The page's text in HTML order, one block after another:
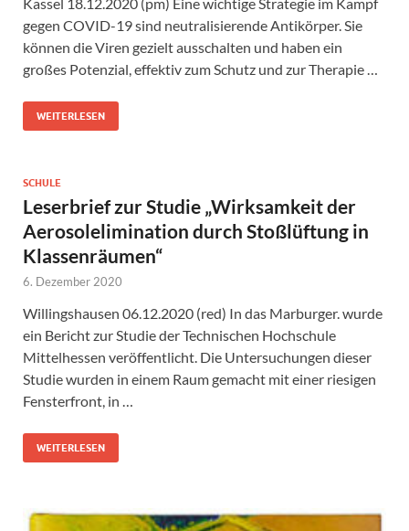
gegen COVID-19 sind neutralisierende Antikörper. Sie
können die Viren gezielt ausschalten und haben ein
großes Potenzial, effektiv zum Schutz und zur Therapie …
WEITERLESEN
SCHULE
Leserbrief zur Studie „Wirksamkeit der
Aerosolelimination durch Stoßlüftung in
Klassenräumen“
6. Dezember 2020
Willingshausen 06.12.2020 (red) In das Marburger. wurde
ein Bericht zur Studie der Technischen Hochschule
Mittelhessen veröffentlicht. Die Untersuchungen dieser
Studie wurden in einem Raum gemacht mit einer riesigen
Fensterfront, in …
WEITERLESEN